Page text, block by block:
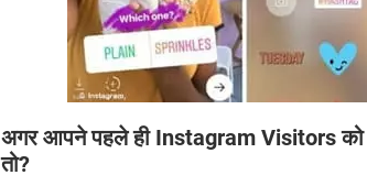
अगर आपने पहले ही Instagram Visitors को
तो?